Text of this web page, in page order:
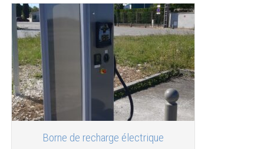
Borne de recharge électrique